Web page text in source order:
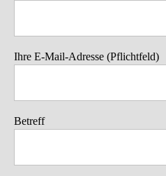
Ihre E-Mail-Adresse (Pflichtfeld)
Betreff